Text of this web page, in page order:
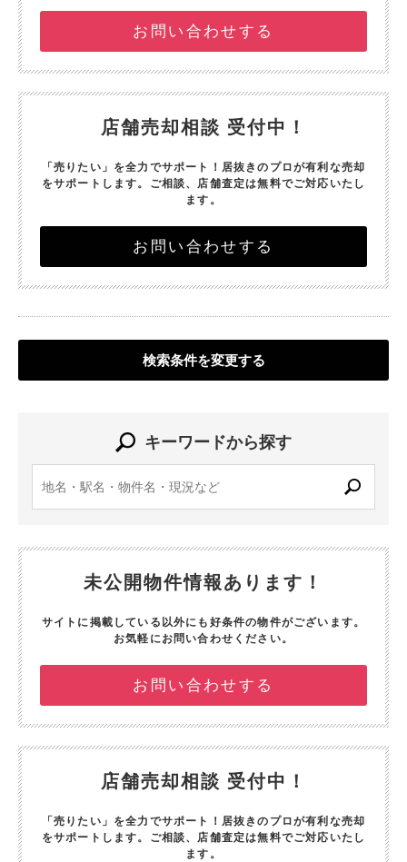
お問い合わせする
店舗売却相談 受付中！
「売りたい」を全力でサポート！ 居抜きのプロが有利な売却
をサポートします。 ご相談、店舗査定は無料でご対応いたし
ます。
お問い合わせする
検索条件を変更する
キーワードから探す
未公開物件情報あります！
サイトに掲載している以外にも好条件の物件がございます。
お気軽にお問い合わせください。
お問い合わせする
店舗売却相談 受付中！
「売りたい」を全力でサポート！ 居抜きのプロが有利な売却
をサポートします。 ご相談、店舗査定は無料でご対応いたし
ます。